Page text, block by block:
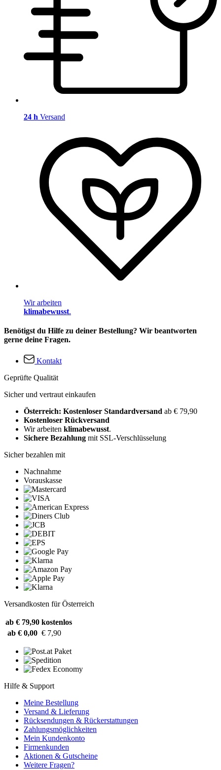
24 h Versand
Wir arbeiten
klimabewusst.
Benötigst du Hilfe zu deiner Bestellung? Wir beantworten
gerne deine Fragen.
Kontakt
Geprüfte Qualität
Sicher und vertraut einkaufen
Österreich: Kostenloser Standardversand ab € 79,90
Kostenloser Rückversand
Wir arbeiten klimabewusst.
Sichere Bezahlung mit SSL-Verschlüsselung
Sicher bezahlen mit
Nachnahme
Vorauskasse
Versandkosten für Österreich
ab € 79,90 kostenlos
ab € 0,00 € 7,90
Hilfe & Support
Meine Bestellung
Versand & Lieferung
Rücksendungen & Rückerstattungen
Zahlungsmöglichkeiten
Mein Kundenkonto
Firmenkunden
Aktionen & Gutscheine
Weitere Fragen?